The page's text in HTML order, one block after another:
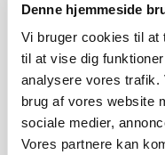
Denne hjemmeside
Vi bruger cookies til at
til at vise dig
analysere vores trafik.
brug af vores website
sociale medier,
Vores partnere kan